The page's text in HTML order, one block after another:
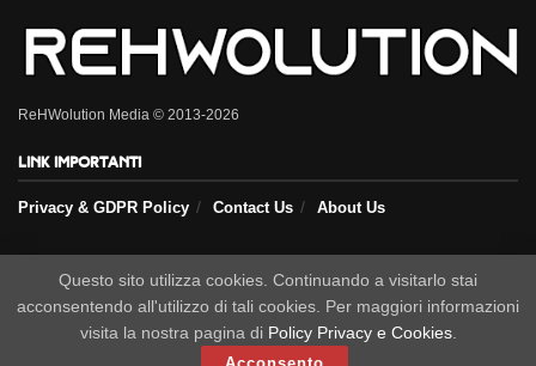
ReHWolution Media © 2013-2026
Link importanti
Privacy & GDPR Policy Contact Us About Us
Seguici sui nostri social
Questo sito utilizza cookies. Continuando a visitarlo stai
acconsentendo all'utilizzo di tali cookies. Per maggiori informazioni
visita la nostra pagina di Policy Privacy e Cookies.